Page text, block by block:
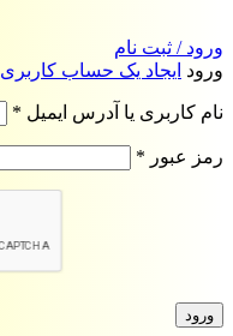
ورود / ثبت نام
ورود ایجاد یک حساب کاربری
نام کاربری یا آدرس ایمیل *
رمز عبور *
ورود